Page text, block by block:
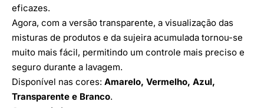
eficazes.
Agora, com a versão transparente, a visualização das
misturas de produtos e da sujeira acumulada tornou-se
muito mais fácil, permitindo um controle mais preciso e
seguro durante a lavagem.
Disponível nas cores: Amarelo, Vermelho, Azul,
Transparente e Branco.